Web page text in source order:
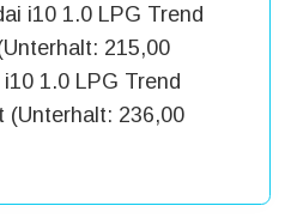
i10 1.0 LPG Trend
215,00
1.0 LPG Trend
(Unterhalt: 236,00